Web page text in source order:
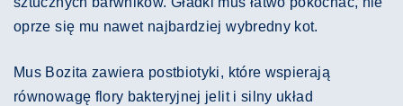
oprze się mu nawet najbardziej wybredny kot.
Mus Bozita zawiera postbiotyki, które wspierają
równowagę flory bakteryjnej jelit i silny układ